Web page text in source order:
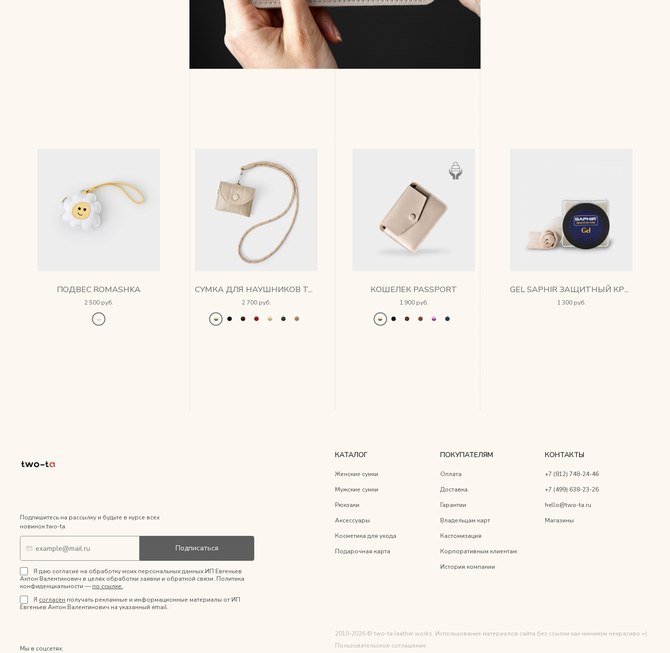
ПОДВЕС ROMASHKA
2 500 руб.
СУМКА ДЛЯ НАУШНИКОВ TAMI
2 700 руб.
КОШЕЛЕК PASSPORT
1 900 руб.
GEL SAPHIR ЗАЩИТНЫЙ КРЕМ
1 300 руб.
Подпишитесь на рассылку и будьте в курсе всех
новинок two-ta
Подписаться
Я даю согласие на обработку моих персональных данных ИП Евгеньев
Антон Валентинович в целях обработки заявки и обратной связи. Политика
конфиденциальности — по ссылке.
Я согласен получать рекламные и информационные материалы от ИП
Евгеньев Антон Валентинович на указанный email.
Мы в соцсетях:
КАТАЛОГ
Женские сумки
Мужские сумки
Рюкзаки
Аксессуары
Косметика для ухода
Подарочная карта
ПОКУПАТЕЛЯМ
Оплата
Доставка
Гарантии
Владельцам карт
Кастомизация
Корпоративным клиентам
История компании
КОНТАКТЫ
+7 (812) 748-24-46
+7 (499) 638-23-26
hello@two-ta.ru
Магазины
2010-2026 © two-ta leather works. Использование материалов сайта без ссылки как минимум некрасиво =)
Пользовательское соглашение